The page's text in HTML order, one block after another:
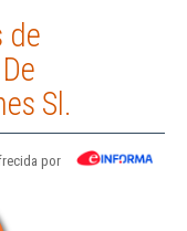
de
Sl.
por